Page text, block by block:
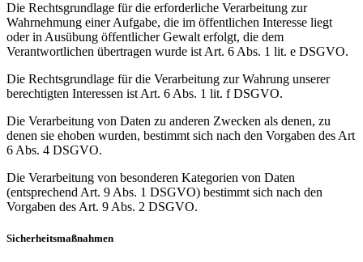
Die Rechtsgrundlage für die erforderliche Verarbeitung zur
Wahrnehmung einer Aufgabe, die im öffentlichen Interesse liegt
oder in Ausübung öffentlicher Gewalt erfolgt, die dem
Verantwortlichen übertragen wurde ist Art. 6 Abs. 1 lit. e DSGVO.
Die Rechtsgrundlage für die Verarbeitung zur Wahrung unserer
berechtigten Interessen ist Art. 6 Abs. 1 lit. f DSGVO.
Die Verarbeitung von Daten zu anderen Zwecken als denen, zu
denen sie ehoben wurden, bestimmt sich nach den Vorgaben des Art
6 Abs. 4 DSGVO.
Die Verarbeitung von besonderen Kategorien von Daten
(entsprechend Art. 9 Abs. 1 DSGVO) bestimmt sich nach den
Vorgaben des Art. 9 Abs. 2 DSGVO.
Sicherheitsmaßnahmen